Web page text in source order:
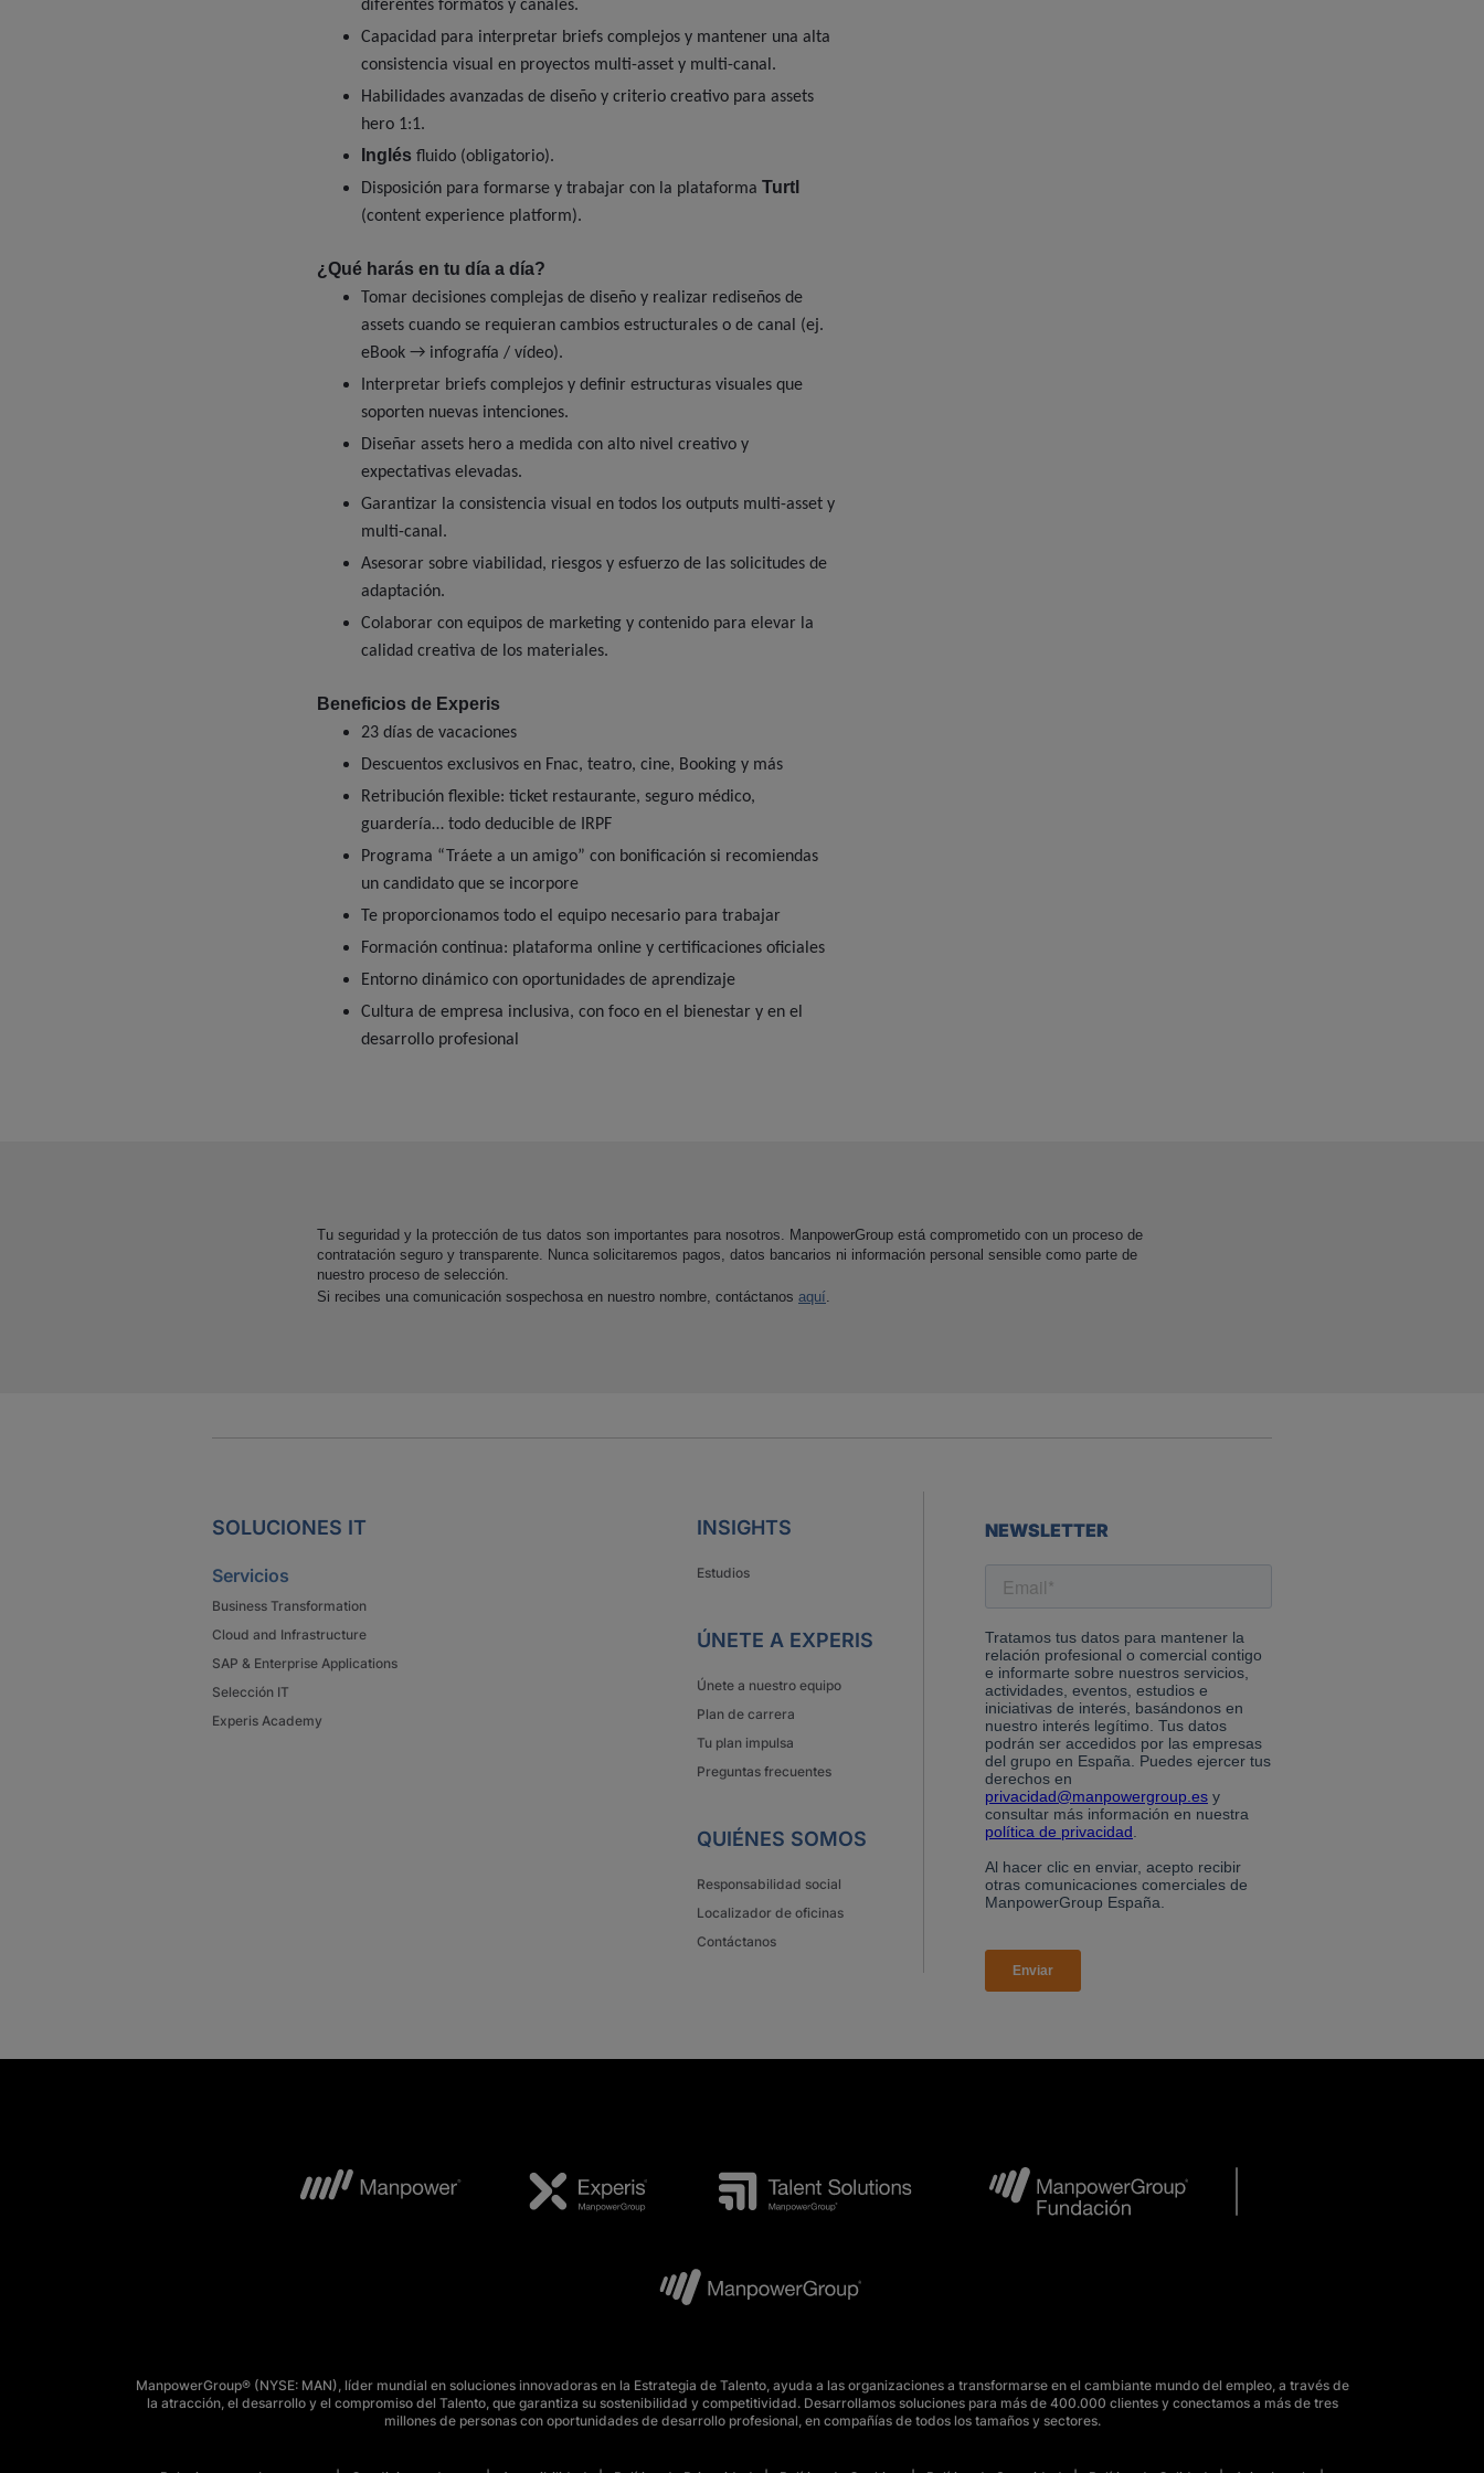
diferentes formatos y canales.
Capacidad para interpretar briefs complejos y mantener una alta
consistencia visual en proyectos multi-asset y multi-canal.
Habilidades avanzadas de diseño y criterio creativo para assets
hero 1:1.
Inglésfluido (obligatorio).
Disposición para formarse y trabajar con la plataforma Turtl
(content experience platform).
¿Qué harás en tu día a día?
Tomar decisiones complejas de diseño y realizar rediseños de
assets cuando se requieran cambios estructurales o de canal (ej.
eBook → infografía / vídeo).
Interpretar briefs complejos y definir estructuras visuales que
soporten nuevas intenciones.
Diseñar assets hero a medida con alto nivel creativo y
expectativas elevadas.
Garantizar la consistencia visual en todos los outputs multi-asset y
multi-canal.
Asesorar sobre viabilidad, riesgos y esfuerzo de las solicitudes de
adaptación.
Colaborar con equipos de marketing y contenido para elevar la
calidad creativa de los materiales.
Beneficios de Experis
23 días de vacaciones
Descuentos exclusivos en Fnac, teatro, cine, Booking y más
Retribución flexible: ticket restaurante, seguro médico,
guardería… todo deducible de IRPF
Programa “Tráete a un amigo” con bonificación si recomiendas
un candidato que se incorpore
Te proporcionamos todo el equipo necesario para trabajar
Formación continua: plataforma online y certificaciones oficiales
Entorno dinámico con oportunidades de aprendizaje
Cultura de empresa inclusiva, con foco en el bienestar y en el
desarrollo profesional
Tu seguridad y la protección de tus datos son importantes para nosotros. ManpowerGroup está comprometido con un proceso de
contratación seguro y transparente. Nunca solicitaremos pagos, datos bancarios ni información personal sensible como parte de
nuestro proceso de selección.
Si recibes una comunicación sospechosa en nuestro nombre, contáctanos aquí.
SOLUCIONES IT
Servicios
Business Transformation
Cloud and Infrastructure
SAP & Enterprise Applications
Selección IT
Experis Academy
INSIGHTS
Estudios
ÚNETE A EXPERIS
Únete a nuestro equipo
Plan de carrera
Tu plan impulsa
Preguntas frecuentes
QUIÉNES SOMOS
Responsabilidad social
Localizador de oficinas
Contáctanos
NEWSLETTER
ManpowerGroup® (NYSE: MAN), líder mundial en soluciones innovadoras en la Estrategia de Talento, ayuda a las organizaciones a transformarse en el cambiante mundo del empleo, a través de
la atracción, el desarrollo y el compromiso del Talento, que garantiza su sostenibilidad y competitividad. Desarrollamos soluciones para más de 400.000 clientes y conectamos a más de tres
millones de personas con oportunidades de desarrollo profesional, en compañías de todos los tamaños y sectores.